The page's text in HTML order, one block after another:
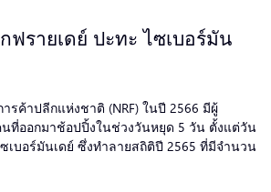
รายเดย์ ปะทะ ไซเบอร์มัน
รค้าปลีกแห่งชาติ (NRF) ในปี 2566 มีผู้
ที่ออกมาช้อปปิ้งในช่วงวันหยุด 5 วัน ตั้งแต่วัน
เบอร์มันเดย์ ซึ่งทำลายสถิติปี 2565 ที่มีจำนวน